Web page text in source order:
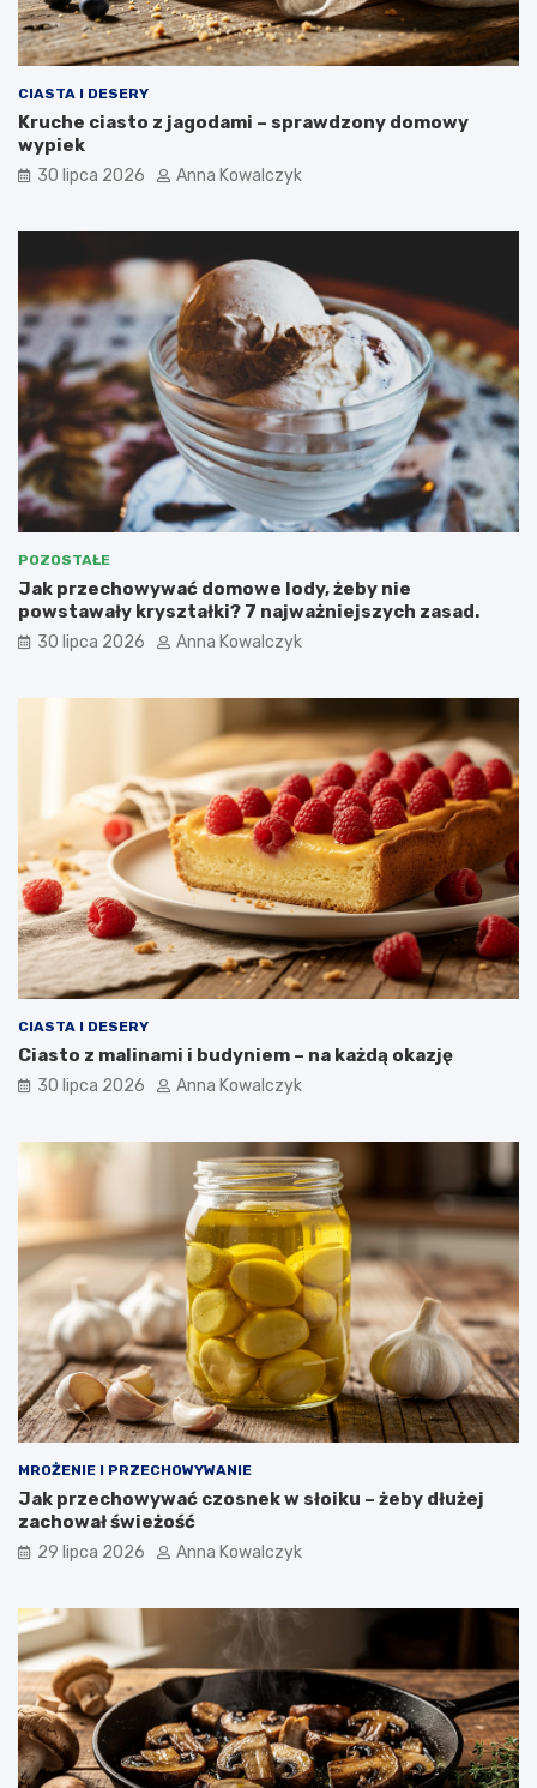
CIASTA I DESERY
Kruche ciasto z jagodami – sprawdzony domowy
wypiek
30 lipca 2026 Anna Kowalczyk
POZOSTAŁE
Jak przechowywać domowe lody, żeby nie
powstawały kryształki? 7 najważniejszych zasad.
30 lipca 2026 Anna Kowalczyk
CIASTA I DESERY
Ciasto z malinami i budyniem – na każdą okazję
30 lipca 2026 Anna Kowalczyk
MROŻENIE I PRZECHOWYWANIE
Jak przechowywać czosnek w słoiku – żeby dłużej
zachował świeżość
29 lipca 2026 Anna Kowalczyk